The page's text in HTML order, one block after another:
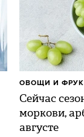
Сейчас
моркови,
августе
ОВОЩИ И